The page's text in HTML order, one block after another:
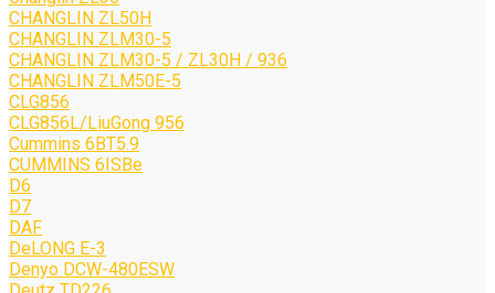
CHANGLIN ZL50H
CHANGLIN ZLM30-5
CHANGLIN ZLM30-5 / ZL30H / 936
CHANGLIN ZLM50E-5
CLG856
CLG856L/LiuGong 956
Cummins 6BT5.9
CUMMINS 6ISBe
D6
D7
DAF
DeLONG Е-3
Denyo DCW-480ESW